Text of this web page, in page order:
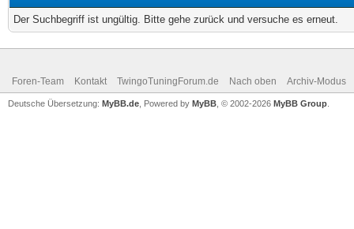
Der Suchbegriff ist ungültig. Bitte gehe zurück und versuche es erneut.
Foren-Team Kontakt TwingoTuningForum.de Nach oben Archiv-Modus
Deutsche Übersetzung: MyBB.de , Powered by MyBB , © 2002-2026 MyBB Group